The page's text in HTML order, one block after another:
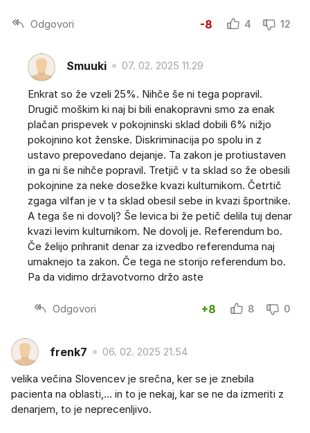
Odgovori -8 4 12
Smuuki 07. 02. 2025 11.29
Enkrat so že vzeli 25%. Nihče še ni tega popravil.
Drugič moškim ki naj bi bili enakopravni smo za enak
plačan prispevek v pokojninski sklad dobili 6% nižjo
pokojnino kot ženske. Diskriminacija po spolu in z
ustavo prepovedano dejanje. Ta zakon je protiustaven
in ga ni še nihče popravil. Tretjič v ta sklad so že obesili
pokojnine za neke dosežke kvazi kulturnikom. Četrtič
zgaga vilfan je v ta sklad obesil sebe in kvazi športnike.
A tega še ni dovolj? Še levica bi že petič delila tuj denar
kvazi levim kulturnikom. Ne dovolj je. Referendum bo.
Če želijo prihranit denar za izvedbo referenduma naj
umaknejo ta zakon. Če tega ne storijo referendum bo.
Pa da vidimo državotvorno držo aste
Odgovori +8 8 0
frenk7 06. 02. 2025 21.54
velika večina Slovencev je srečna, ker se je znebila
pacienta na oblasti,... in to je nekaj, kar se ne da izmeriti z
denarjem, to je neprecenljivo.